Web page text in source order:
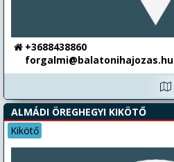
+3688438860
forgalmi@balatonihajozas.hu
ALMÁDI ÖREGHEGYI KIKÖTŐ
Kikötő